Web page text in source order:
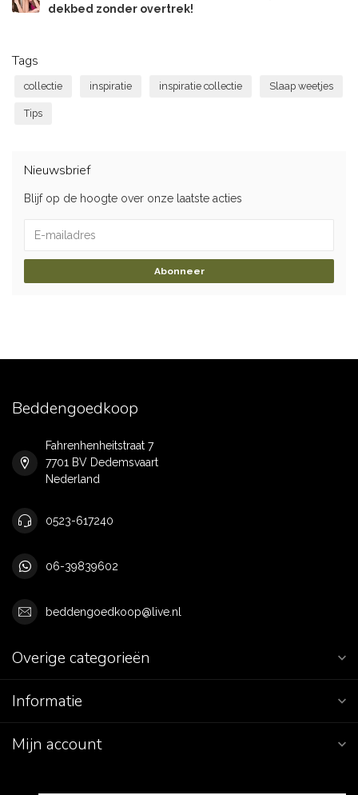
dekbed zonder overtrek!
Tags
collectie inspiratie inspiratie collectie Slaap weetjes
Tips
Nieuwsbrief
Blijf op de hoogte over onze laatste acties
Abonneer
Beddengoedkoop
Fahrenhenheitstraat 7
7701 BV Dedemsvaart
Nederland
0523-617240
06-39839602
beddengoedkoop@live.nl
Overige categorieën
Informatie
Mijn account